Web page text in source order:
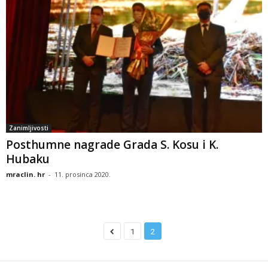
Zanimljivosti
Posthumne nagrade Grada S. Kosu i K.
Hubaku
mraclin. hr - 11. prosinca 2020.
1 2